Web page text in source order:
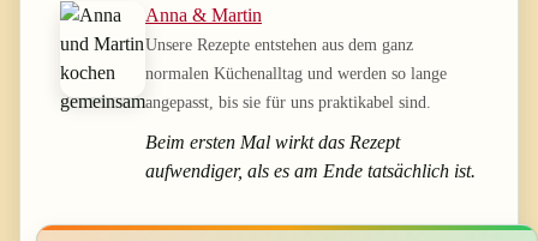
Anna & Martin
Unsere Rezepte entstehen aus dem ganz
normalen Küchenalltag und werden so lange
angepasst, bis sie für uns praktikabel sind.
Beim ersten Mal wirkt das Rezept
aufwendiger, als es am Ende tatsächlich ist.